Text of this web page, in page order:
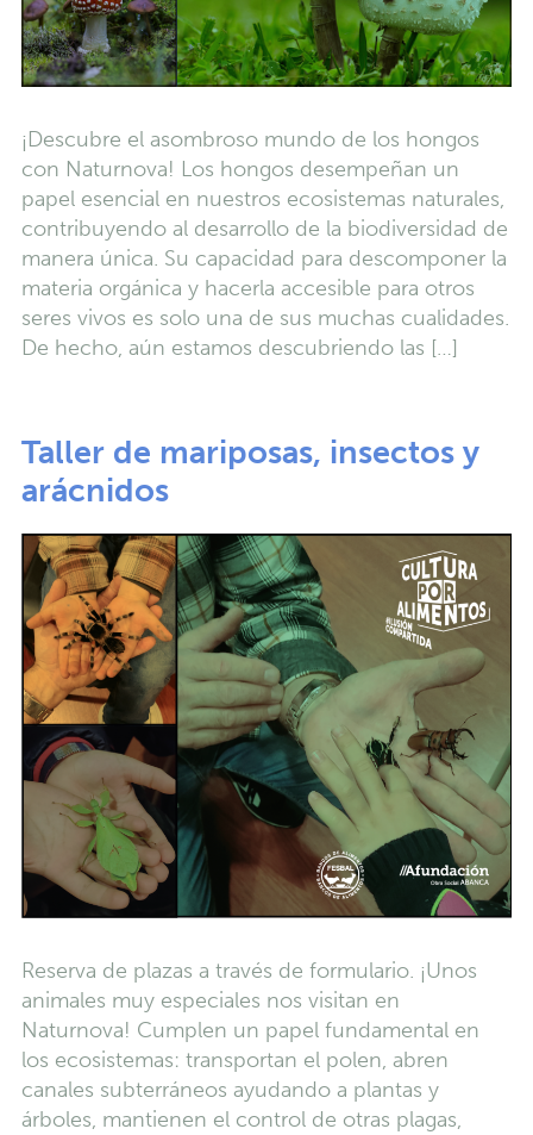
¡Descubre el asombroso mundo de los hongos
con Naturnova! Los hongos desempeñan un
papel esencial en nuestros ecosistemas naturales,
contribuyendo al desarrollo de la biodiversidad de
manera única. Su capacidad para descomponer la
materia orgánica y hacerla accesible para otros
seres vivos es solo una de sus muchas cualidades.
De hecho, aún estamos descubriendo las […]
Taller de mariposas, insectos y
arácnidos
Reserva de plazas a través de formulario. ¡Unos
animales muy especiales nos visitan en
Naturnova! Cumplen un papel fundamental en
los ecosistemas: transportan el polen, abren
canales subterráneos ayudando a plantas y
árboles, mantienen el control de otras plagas,